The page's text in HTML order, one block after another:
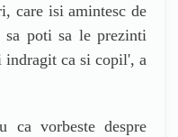
care isi amintesc de
poti sa le prezinti
ca si copil', a
ca vorbeste despre